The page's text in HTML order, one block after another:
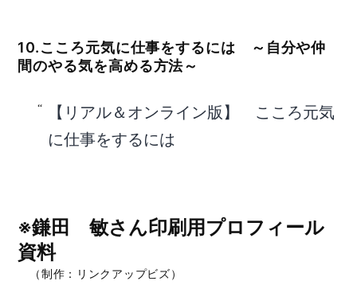
10.こころ元気に仕事をするには ～自分や仲
間のやる気を高める方法～
【リアル＆オンライン版】 こころ元気
に仕事をするには
※鎌田 敏さん印刷用プロフィール
資料
（制作：リンクアップビズ）